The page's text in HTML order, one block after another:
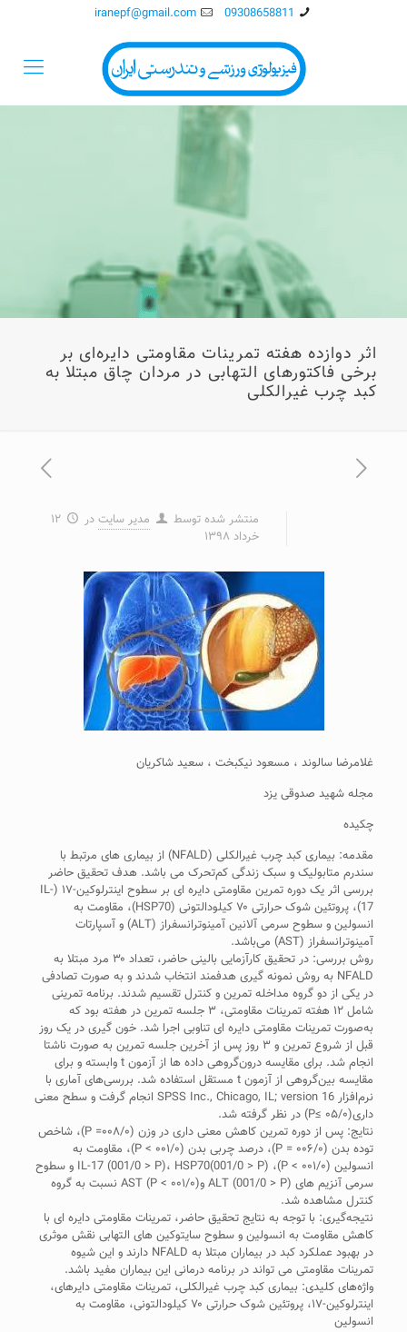
09308658811
iranepf@gmail.com
اثر دوازده هفته تمرینات مقاومتی دایره‌ای بر
برخی فاکتورهای التهابی در مردان چاق مبتلا به
کبد چرب غیر‌الکلی
منتشر شده توسط مدیر سایت در
۱۲
خرداد ۱۳۹۸
غلامرضا سالوند ، مسعود نیکبخت ، سعید شاکریان
مجله شهید صدوقی یزد
چکیده
مقدمه: بیماری کبد چرب غیر‌الکلی (NFALD) از بیماری های مرتبط با
سندرم متابولیک و سبک زندگی کم‌تحرک می باشد. هدف تحقیق حاضر
بررسی اثر یک دوره تمرین مقاومتی دایره ای بر سطوح اینترلوکین-۱۷ (IL-
17)، پروتئین شوک حرارتی ۷۰ کیلودالتونی (HSP70)، مقاومت به
انسولین و سطوح سرمی آلانین آمینوترانسفراز (ALT) و آسپارتات
آمینوترانسفراز (AST) می‌باشد.
روش بررسی: در تحقیق کارآزمایی بالینی حاضر، تعداد ۳۰ مرد مبتلا به
NFALD به روش نمونه گیری هدفمند انتخاب شدند و به صورت تصادفی
در یکی از دو گروه مداخله تمرین و کنترل تقسیم شدند. برنامه تمرینی
شامل ۱۲ هفته تمرینات مقاومتی، ۳ جلسه تمرین در هفته بود که
به‌صورت تمرینات مقاومتی دایره ای تناوبی اجرا شد. خون گیری در یک روز
قبل از شروع تمرین و ۳ روز پس از آخرین جلسه تمرین به صورت ناشتا
انجام شد. برای مقایسه درون‌گروهی داده ها از آزمون t وابسته و برای
مقایسه بین‌گروهی از آزمون t مستقل استفاده شد. بررسی‌های آماری با
نرم‌افزار SPSS Inc., Chicago, IL; version 16 انجام گرفت و سطح معنی
داری(۰۵/۰ ≥P) در نظر گرفته شد.
نتایج: پس از دوره تمرین کاهش معنی داری در وزن (۰۰۸/۰= P)، شاخص
توده بدن (۰۰۶/۰ = P)، درصد چربی بدن (۰۰۱/۰ > P)، مقاومت به
انسولین (۰۰۱/۰ > P)، IL-17 (001/0 > P)، HSP70(001/0 > P) و سطوح
سرمی آنزیم های ALT (001/0 > P) و(۰۰۱/۰ > P) AST نسبت به گروه
کنترل مشاهده شد.
نتیجه‌گیری: با توجه به نتایج تحقیق حاضر، تمرینات مقاومتی دایره ای با
کاهش مقاومت به انسولین و سطوح سایتوکین های التهابی نقش موثری
در بهبود عملکرد کبد در بیماران مبتلا به NFALD دارند و این شیوه
تمرینات مقاومتی می تواند در برنامه درمانی این بیماران مفید باشد.
واژه‌های کلیدی: بیماری کبد چرب غیر‌الکلی، تمرینات مقاومتی دایرهای،
اینترلوکین-۱۷، پروتئین شوک حرارتی ۷۰ کیلودالتونی، مقاومت به
انسولین